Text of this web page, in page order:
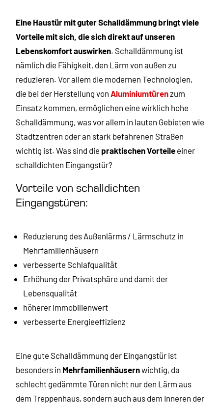
Eine Haustür mit guter Schalldämmung bringt viele
Vorteile mit sich, die sich direkt auf unseren
Lebenskomfort auswirken. Schalldämmung ist
nämlich die Fähigkeit, den Lärm von außen zu
reduzieren. Vor allem die modernen Technologien,
die bei der Herstellung von Aluminiumtürenzum
Einsatz kommen, ermöglichen eine wirklich hohe
Schalldämmung, was vor allem in lauten Gebieten wie
Stadtzentren oder an stark befahrenen Straßen
wichtig ist. Was sind die praktischen Vorteile einer
schalldichten Eingangstür?
Vorteile von schalldichten
Eingangstüren:
Reduzierung des Außenlärms / Lärmschutz in
Mehrfamilienhäusern
verbesserte Schlafqualität
Erhöhung der Privatsphäre und damit der
Lebensqualität
höherer Immobilienwert
verbesserte Energieeffizienz
Eine gute Schalldämmung der Eingangstür ist
besonders in Mehrfamilienhäusernwichtig, da
schlecht gedämmte Türen nicht nur den Lärm aus
dem Treppenhaus, sondern auch aus dem Inneren der